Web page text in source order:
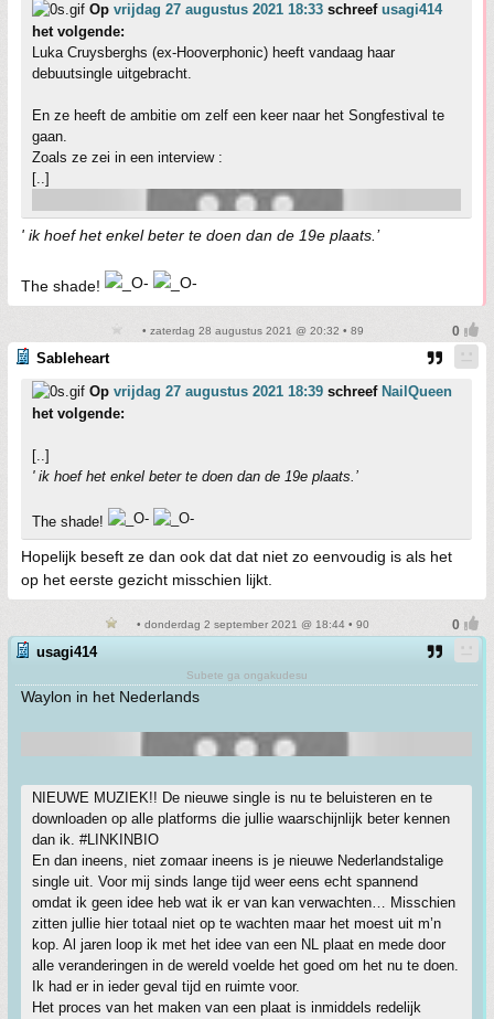
Op vrijdag 27 augustus 2021 18:33 schreef usagi414
het volgende:
Luka Cruysberghs (ex-Hooverphonic) heeft vandaag haar
debuutsingle uitgebracht.
En ze heeft de ambitie om zelf een keer naar het Songfestival te
gaan.
Zoals ze zei in een interview :
[..]
' ik hoef het enkel beter te doen dan de 19e plaats.’
The shade!
• zaterdag 28 augustus 2021 @ 20:32 • 89
Sableheart
Op vrijdag 27 augustus 2021 18:39 schreef NailQueen
het volgende:
[..]
' ik hoef het enkel beter te doen dan de 19e plaats.’
The shade!
Hopelijk beseft ze dan ook dat dat niet zo eenvoudig is als het
op het eerste gezicht misschien lijkt.
• donderdag 2 september 2021 @ 18:44 • 90
usagi414
Subete ga ongakudesu
Waylon in het Nederlands
NIEUWE MUZIEK!! De nieuwe single is nu te beluisteren en te
downloaden op alle platforms die jullie waarschijnlijk beter kennen
dan ik. #LINKINBIO
En dan ineens, niet zomaar ineens is je nieuwe Nederlandstalige
single uit. Voor mij sinds lange tijd weer eens echt spannend
omdat ik geen idee heb wat ik er van kan verwachten… Misschien
zitten jullie hier totaal niet op te wachten maar het moest uit m’n
kop. Al jaren loop ik met het idee van een NL plaat en mede door
alle veranderingen in de wereld voelde het goed om het nu te doen.
Ik had er in ieder geval tijd en ruimte voor.
Het proces van het maken van een plaat is inmiddels redelijk